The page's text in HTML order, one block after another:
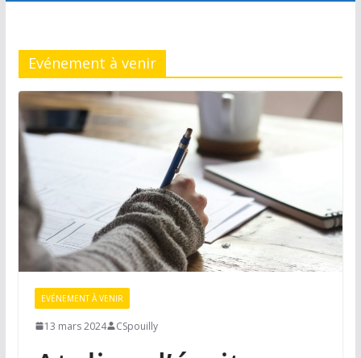
Evénement à venir
EVÉNEMENT À VENIR
13 mars 2024 CSpouilly